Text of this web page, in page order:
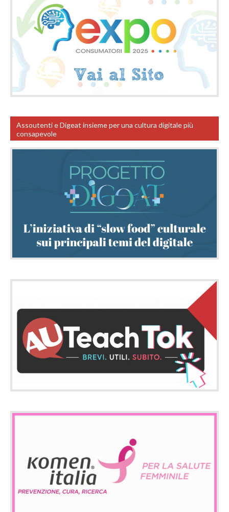
Assoutenti e Digeat insieme per una cultura digitale più
consapevole